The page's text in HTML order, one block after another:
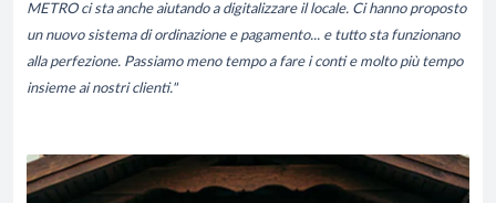
METRO ci sta anche aiutando a digitalizzare il locale. Ci hanno proposto
un nuovo sistema di ordinazione e pagamento... e tutto sta funzionano
alla perfezione. Passiamo meno tempo a fare i conti e molto più tempo
insieme ai nostri clienti."